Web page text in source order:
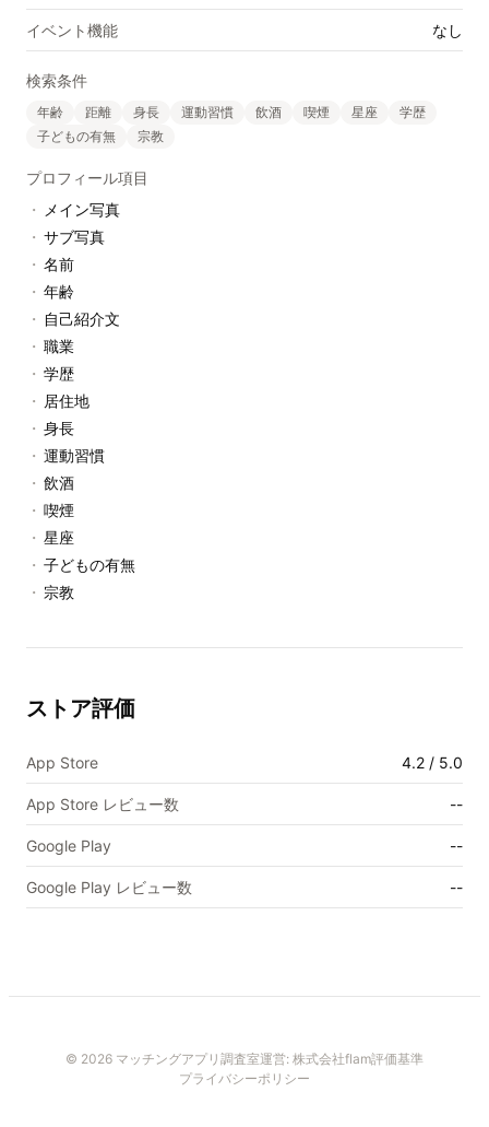
イベント機能 なし
検索条件
年齢 距離 身長 運動習慣 飲酒 喫煙 星座
学歴
子どもの有無
宗教
プロフィール項目
・ メイン写真
・ サブ写真
・ 名前
・ 年齢
・ 自己紹介文
・ 職業
・ 学歴
・ 居住地
・ 身長
・ 運動習慣
・ 飲酒
・ 喫煙
・ 星座
・ 子どもの有無
・ 宗教
ストア評価
App Store 4.2 / 5.0
App Store レビュー数 --
Google Play --
Google Play レビュー数 --
© 2026 マッチングアプリ調査室運営: 株式会社flam評価基準
プライバシーポリシー